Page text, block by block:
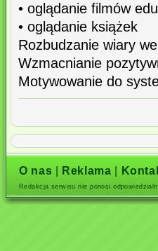
• oglądanie filmów
• oglądanie książek
Rozbudzanie wiary
Wzmacnianie
Motywowanie do
O nas Reklama
Redakcja serwisu nie ponosi